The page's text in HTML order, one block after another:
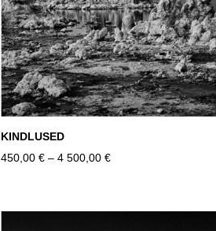
KINDLUSED
450,00 € –4 500,00 €